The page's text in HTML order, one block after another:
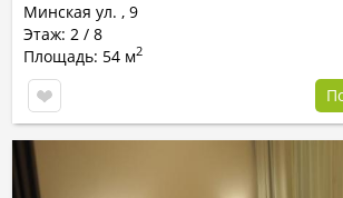
Минская ул. , 9
Этаж: 2 / 8
Площадь: 54 м2